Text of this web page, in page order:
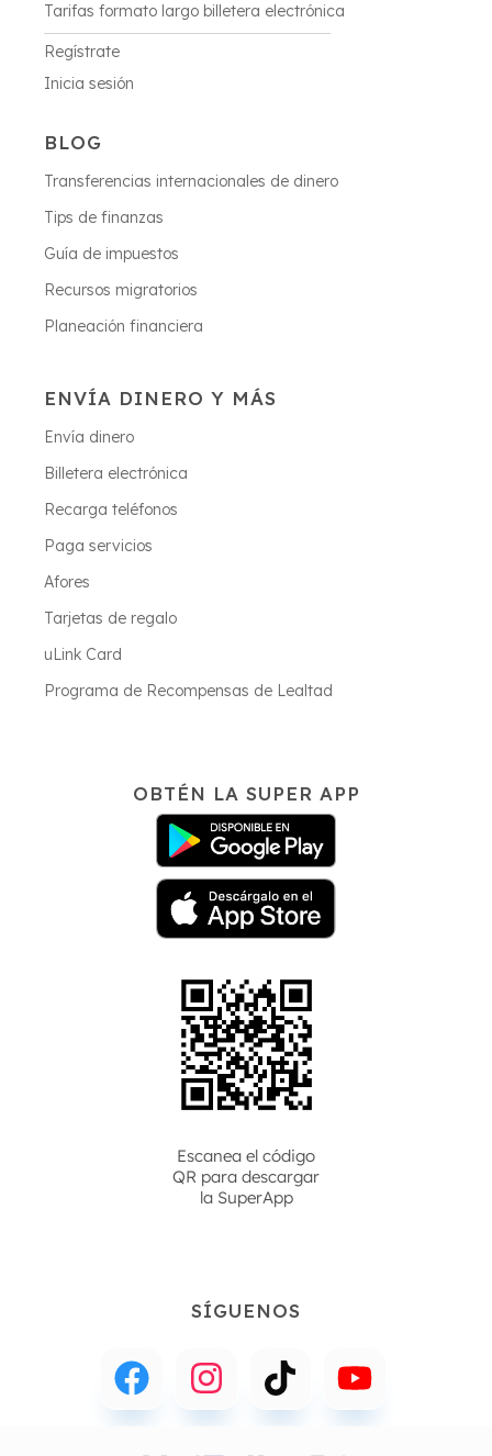
Tarifas formato largo billetera electrónica
Regístrate
Inicia sesión
BLOG
Transferencias internacionales de dinero
Tips de finanzas
Guía de impuestos
Recursos migratorios
Planeación financiera
ENVÍA DINERO Y MÁS
Envía dinero
Billetera electrónica
Recarga teléfonos
Paga servicios
Afores
Tarjetas de regalo
uLink Card
Programa de Recompensas de Lealtad
OBTÉN LA SUPER APP
Escanea el código
QR para descargar
la SuperApp
SÍGUENOS